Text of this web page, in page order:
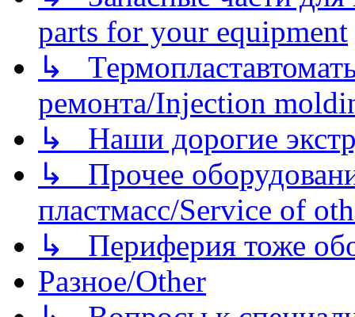
parts for your equipment
↳
ремонта/Injection
↳ Наши дорогие
↳ Прочее
пластмасс/Service of
↳ Периферия тоже
Разное/Other